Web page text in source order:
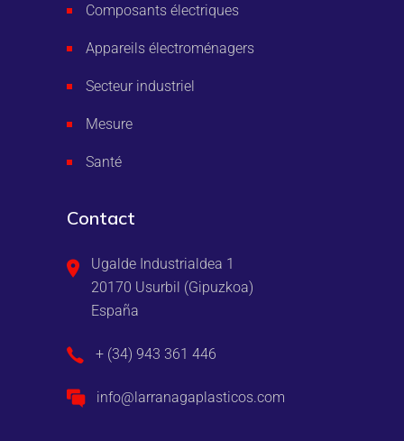
Composants électriques
Appareils électroménagers
Secteur industriel
Mesure
Santé
Contact
Ugalde Industrialdea 1
20170 Usurbil (Gipuzkoa)
España
+ (34) 943 361 446
info@larranagaplasticos.com